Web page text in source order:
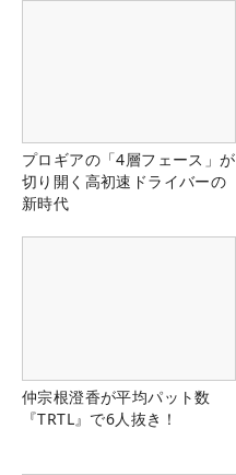
プロギアの「4層フェース」が
切り開く高初速ドライバーの
新時代
仲宗根澄香が平均パット数
『TRTL』で6人抜き！